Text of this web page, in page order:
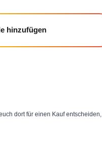
hinzufügen
dort für einen Kauf entscheiden,